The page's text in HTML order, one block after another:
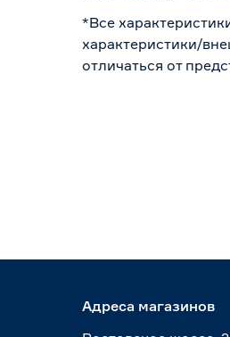
*Все
характеристики/
отличаться от
Адреса магазинов